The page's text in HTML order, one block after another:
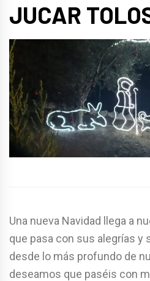
JUCAR
Una nueva Navidad llega a
que pasa con sus alegrías y
desde lo más profundo de
deseamos que paséis con